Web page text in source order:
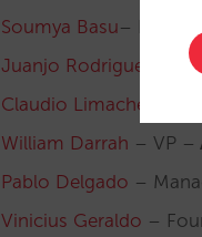
Soumya Basu–
Juanjo Rodriguez
–
Claudio Limacher
William Darrah – VP –
Pablo Delgado –
Vinicius Geraldo –